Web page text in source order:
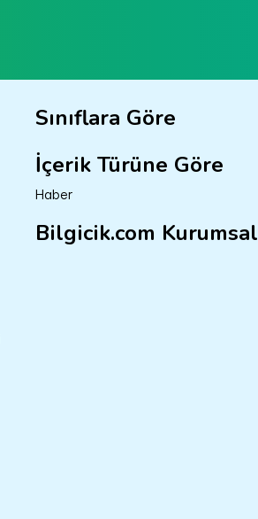
Sınıflara Göre
İçerik Türüne Göre
Haber
Bilgicik.com Kurumsal